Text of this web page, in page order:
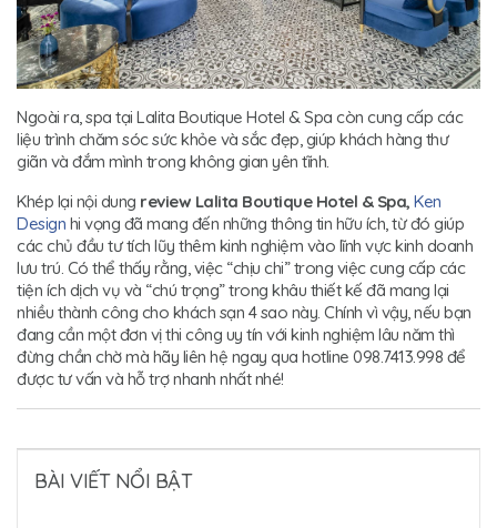
Ngoài ra, spa tại Lalita Boutique Hotel & Spa còn cung cấp các
liệu trình chăm sóc sức khỏe và sắc đẹp, giúp khách hàng thư
giãn và đắm mình trong không gian yên tĩnh.
Khép lại nội dung review Lalita Boutique Hotel & Spa, Ken
Design hi vọng đã mang đến những thông tin hữu ích, từ đó giúp
các chủ đầu tư tích lũy thêm kinh nghiệm vào lĩnh vực kinh doanh
lưu trú. Có thể thấy rằng, việc “chịu chi” trong việc cung cấp các
tiện ích dịch vụ và “chú trọng” trong khâu thiết kế đã mang lại
nhiều thành công cho khách sạn 4 sao này. Chính vì vậy, nếu bạn
đang cần một đơn vị thi công uy tín với kinh nghiệm lâu năm thì
đừng chần chờ mà hãy liên hệ ngay qua hotline 098.7413.998 để
được tư vấn và hỗ trợ nhanh nhất nhé!
BÀI VIẾT NỔI BẬT